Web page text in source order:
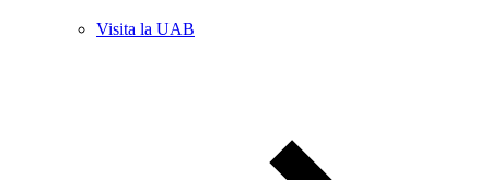
Visita la UAB